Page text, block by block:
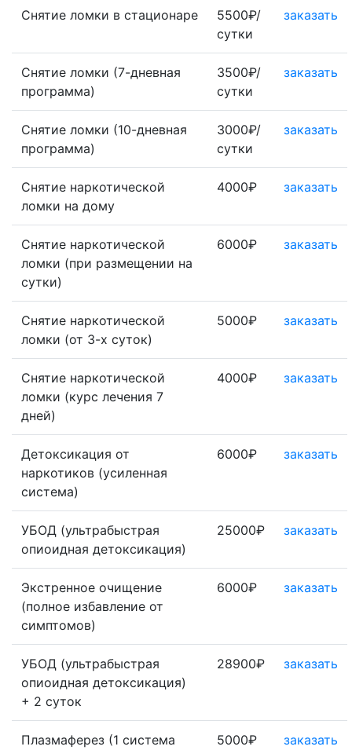
Снятие ломки в стационаре
5500₽/
сутки
заказать
Снятие ломки (7-дневная
программа)
3500₽/
сутки
заказать
Снятие ломки (10-дневная
программа)
3000₽/
сутки
заказать
Снятие наркотической
ломки на дому
4000₽ заказать
Снятие наркотической
ломки (при размещении на
сутки)
6000₽ заказать
Снятие наркотической
ломки (от 3-х суток)
5000₽ заказать
Снятие наркотической
ломки (курс лечения 7
дней)
4000₽ заказать
Детоксикация от
наркотиков (усиленная
система)
6000₽ заказать
УБОД (ультрабыстрая
опиоидная детоксикация)
25000₽ заказать
Экстренное очищение
(полное избавление от
симптомов)
6000₽ заказать
УБОД (ультрабыстрая
опиоидная детоксикация)
+ 2 суток
28900₽ заказать
Плазмаферез (1 система
5000₽ заказать